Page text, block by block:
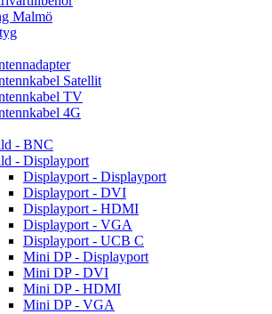
Malmö
Satellit
TV
4G
- BNC
- Displayport
Displayport - Displayport
Displayport - DVI
Displayport - HDMI
Displayport - VGA
Displayport - UCB C
Mini DP - Displayport
Mini DP - DVI
Mini DP - HDMI
Mini DP - VGA